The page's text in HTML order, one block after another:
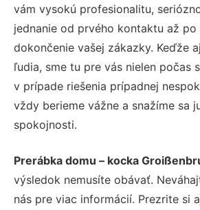
vám vysokú profesionalitu,
jednanie od prvého kontaktu až po
dokončenie vašej zákazky. Keďže
ľudia, sme tu pre vás nielen počas
v prípade riešenia prípadnej
vždy berieme vážne a snažíme sa
spokojnosti.
Prerábka domu – kocka
výsledok nemusíte obávať.
nás pre viac informácií. Prezrite si